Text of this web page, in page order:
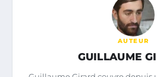
AUTEUR
GUILLAUME